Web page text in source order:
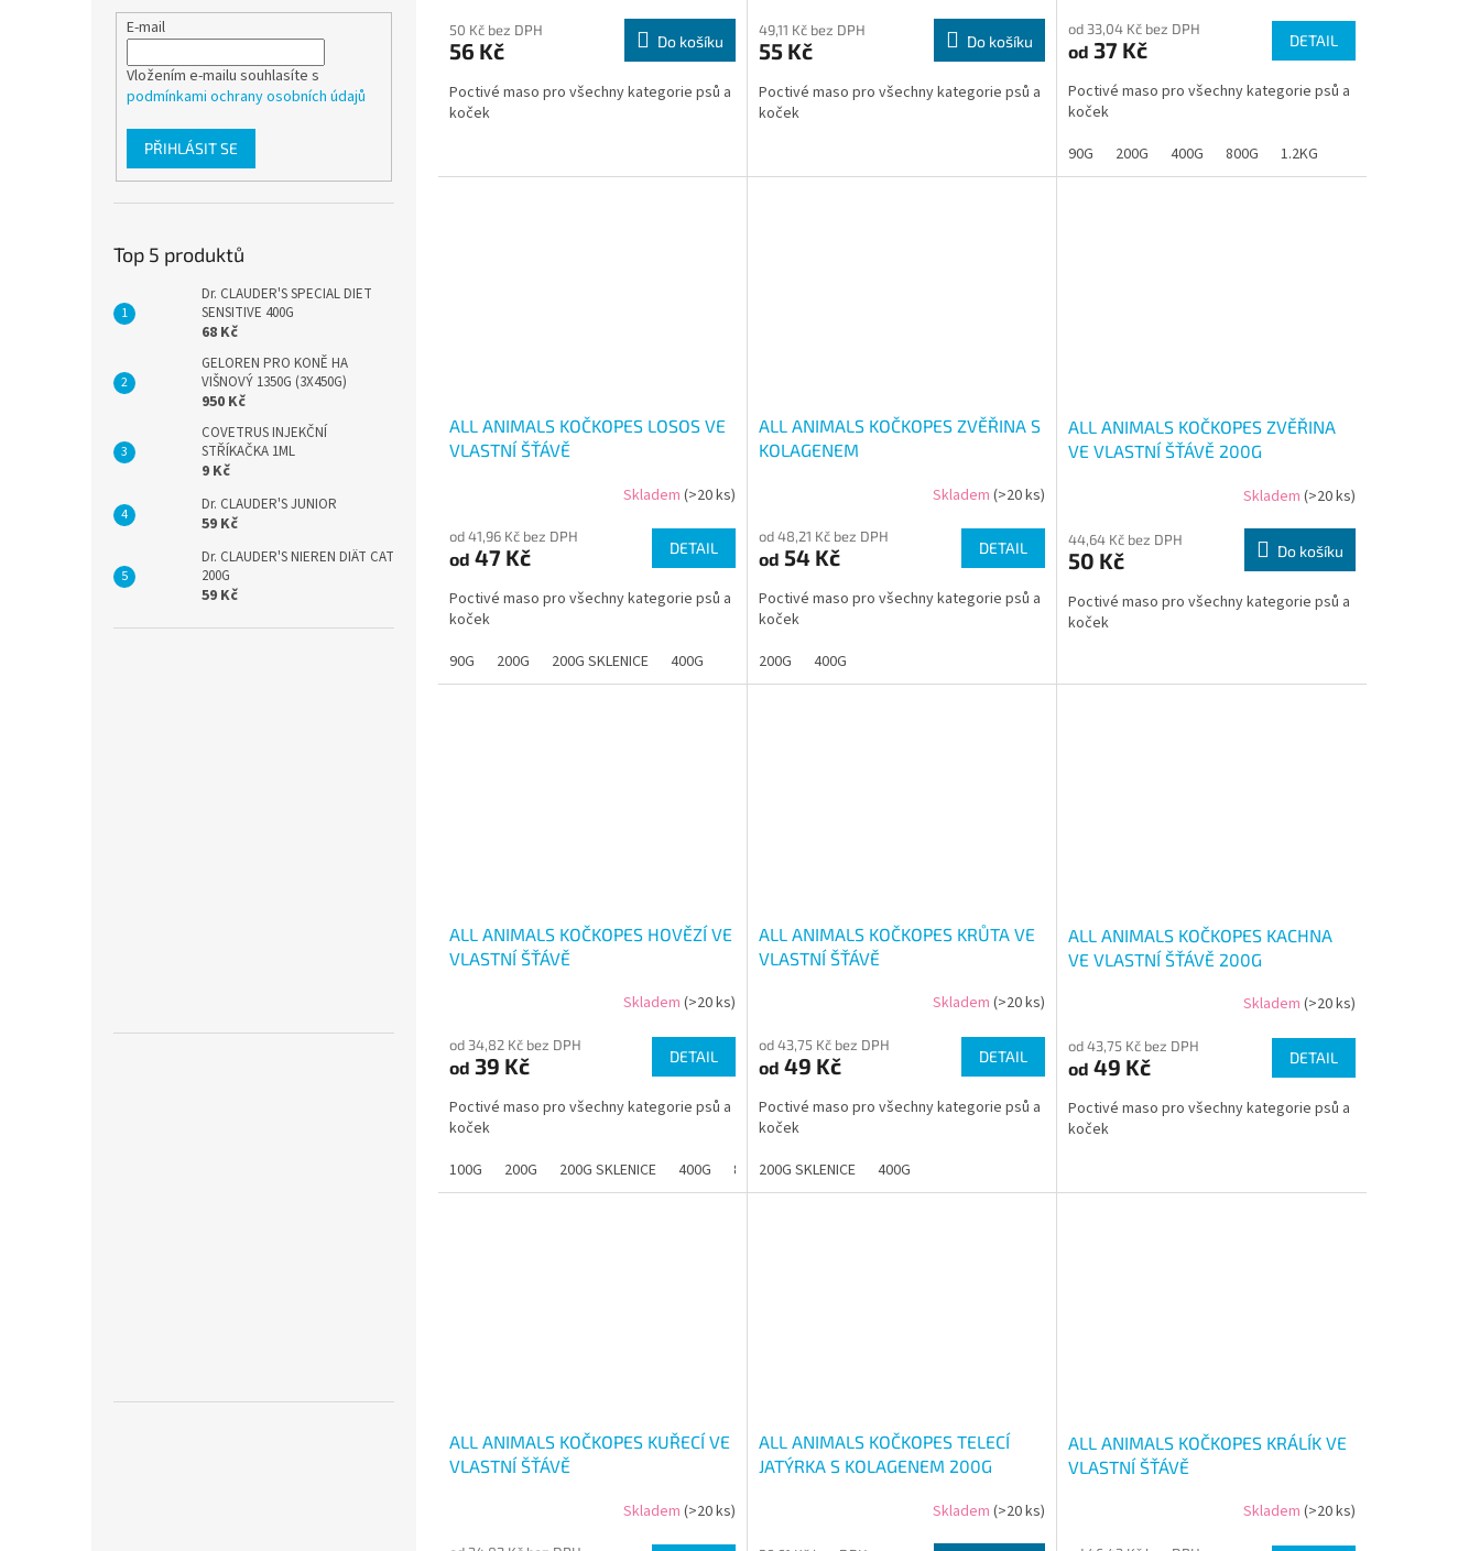
E-mail
Vložením e-mailu souhlasíte s
podmínkami ochrany osobních údajů
PŘIHLÁSIT SE
Top 5 produktů
Dr. CLAUDER'S SPECIAL DIET
SENSITIVE 400G
68 Kč
GELOREN PRO KONĚ HA
VIŠNOVÝ 1350G (3X450G)
950 Kč
COVETRUS INJEKČNÍ
STŘÍKAČKA 1ML
9 Kč
Dr. CLAUDER'S JUNIOR
59 Kč
Dr. CLAUDER'S NIEREN DIÄT CAT
200G
59 Kč
50 Kč bez DPH
56 Kč Do košíku
Poctivé maso pro všechny kategorie psů a
koček
49,11 Kč bez DPH
55 Kč Do košíku
Poctivé maso pro všechny kategorie psů a
koček
od 33,04 Kč bez DPH
od 37 Kč DETAIL
Poctivé maso pro všechny kategorie psů a
koček
90G
200G 400G 800G 1.2KG
ALL ANIMALS KOČKOPES LOSOS VE
VLASTNÍ ŠŤÁVĚ
Skladem (>20 ks)
od 41,96 Kč bez DPH
od 47 Kč DETAIL
Poctivé maso pro všechny kategorie psů a
koček
90G
200G 200G SKLENICE 400G
ALL ANIMALS KOČKOPES ZVĚŘINA S
KOLAGENEM
Skladem (>20 ks)
od 48,21 Kč bez DPH
od 54 Kč DETAIL
Poctivé maso pro všechny kategorie psů a
koček
200G
400G
ALL ANIMALS KOČKOPES ZVĚŘINA
VE VLASTNÍ ŠŤÁVĚ 200G
Skladem (>20 ks)
44,64 Kč bez DPH
50 Kč Do košíku
Poctivé maso pro všechny kategorie psů a
koček
ALL ANIMALS KOČKOPES HOVĚZÍ VE
VLASTNÍ ŠŤÁVĚ
Skladem (>20 ks)
od 34,82 Kč bez DPH
od 39 Kč DETAIL
Poctivé maso pro všechny kategorie psů a
koček
100G
200G 200G SKLENICE 400G 800G 1.2KG
ALL ANIMALS KOČKOPES KRŮTA VE
VLASTNÍ ŠŤÁVĚ
Skladem (>20 ks)
od 43,75 Kč bez DPH
od 49 Kč DETAIL
Poctivé maso pro všechny kategorie psů a
koček
200G SKLENICE
400G
ALL ANIMALS KOČKOPES KACHNA
VE VLASTNÍ ŠŤÁVĚ 200G
Skladem (>20 ks)
od 43,75 Kč bez DPH
od 49 Kč DETAIL
Poctivé maso pro všechny kategorie psů a
koček
ALL ANIMALS KOČKOPES KUŘECÍ VE
VLASTNÍ ŠŤÁVĚ
Skladem (>20 ks)
ALL ANIMALS KOČKOPES TELECÍ
JATÝRKA S KOLAGENEM 200G
Skladem (>20 ks)
ALL ANIMALS KOČKOPES KRÁLÍK VE
VLASTNÍ ŠŤÁVĚ
Skladem (>20 ks)